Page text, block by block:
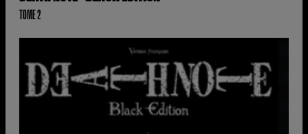
TOME 2